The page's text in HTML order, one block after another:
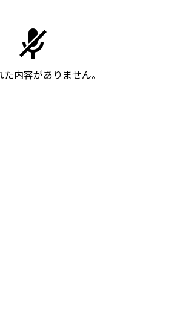
内容がありません。